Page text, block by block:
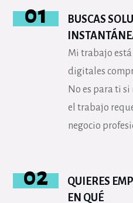
01
BUSCAS
Mi trabajo
digitales
No es para ti
el trabajo
negocio
02
QUIERES
EN QUÉ